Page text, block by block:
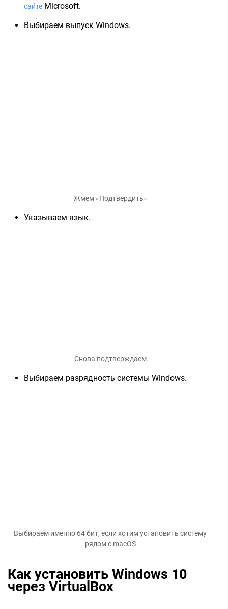
сайте Microsoft.
Выбираем выпуск Windows.
Жмем «Подтвердить»
Указываем язык.
Снова подтверждаем
Выбираем разрядность системы Windows.
Выбираем именно 64 бит, если хотим установить систему
рядом с macOS
Как установить Windows 10
через VirtualBox